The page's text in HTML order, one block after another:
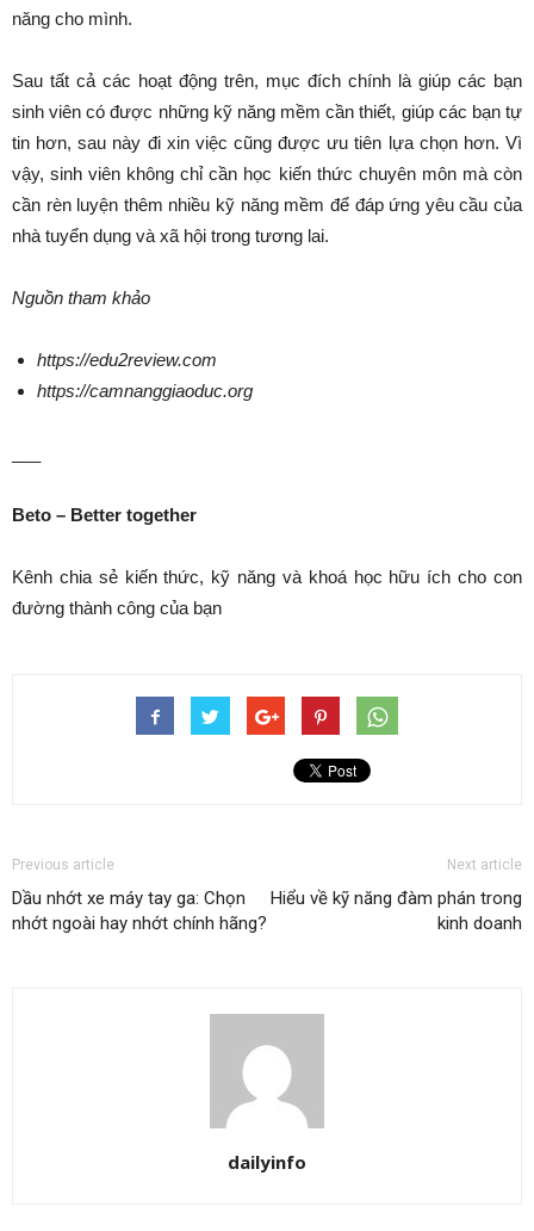
năng cho mình.
Sau tất cả các hoạt động trên, mục đích chính là giúp các bạn
sinh viên có được những kỹ năng mềm cần thiết, giúp các bạn tự
tin hơn, sau này đi xin việc cũng được ưu tiên lựa chọn hơn. Vì
vậy, sinh viên không chỉ cần học kiến thức chuyên môn mà còn
cần rèn luyện thêm nhiều kỹ năng mềm để đáp ứng yêu cầu của
nhà tuyển dụng và xã hội trong tương lai.
Nguồn tham khảo
https://edu2review.com
https://camnanggiaoduc.org
Beto – Better together
Kênh chia sẻ kiến thức, kỹ năng và khoá học hữu ích cho con
đường thành công của bạn
Previous article
Dầu nhớt xe máy tay ga: Chọn
nhớt ngoài hay nhớt chính hãng?
Next article
Hiểu về kỹ năng đàm phán trong
kinh doanh
dailyinfo